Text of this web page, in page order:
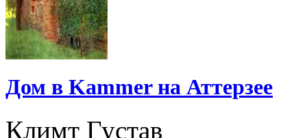
Дом в Kammer на Аттерзее
Климт Густав